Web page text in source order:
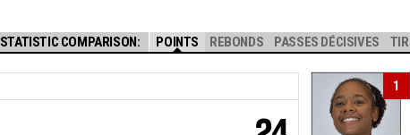
STATISTIC COMPARISON: POINTS REBONDS PASSES DÉCISIVES
1